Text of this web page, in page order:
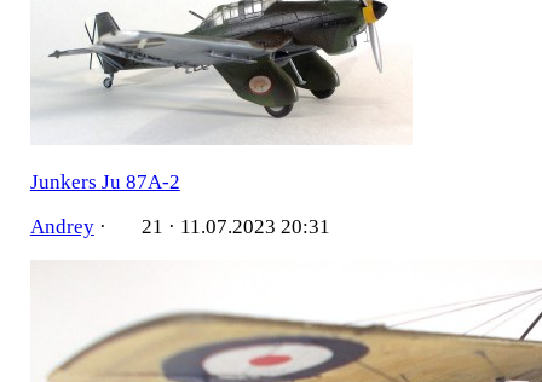
Junkers Ju 87A-2
Andrey· 21 · 11.07.2023 20:31